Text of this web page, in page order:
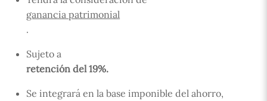
ganancia patrimonial
.
Sujeto a
retención del 19%.
Se integrará en la base imponible del ahorro,